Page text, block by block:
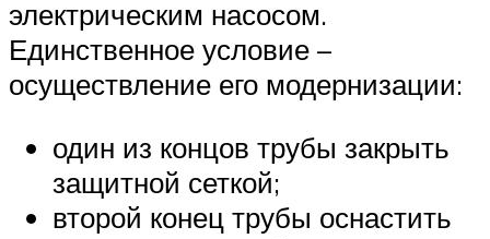
электрическим насосом.
Единственное условие –
осуществление его модернизации:
один из концов трубы закрыть
защитной сеткой;
второй конец трубы оснастить